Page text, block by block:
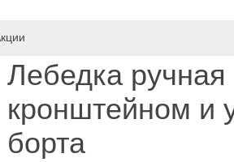
Лебедка
кронштейном и
борта